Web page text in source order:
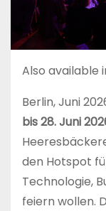
Also available
Berlin, Juni
bis 28. Juni
den Hotspot
Technologie,
feiern wollen.